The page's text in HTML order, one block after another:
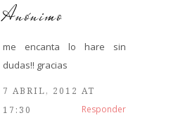
Anónimo
me encanta lo hare sin
dudas!! gracias
7 ABRIL, 2012 AT
17:30
Responder